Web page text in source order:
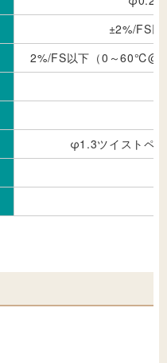
±2%/FS以
2%/FS以下（0～60℃@
φ1.3ツイストペ